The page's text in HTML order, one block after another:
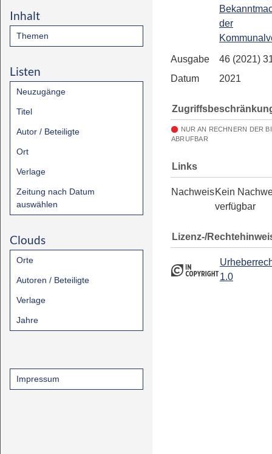
Inhalt
Themen
Listen
Neuzugänge
Titel
Autor / Beteiligte
Ort
Verlage
Zeitung nach Datum
auswählen
Clouds
Orte
Autoren / Beteiligte
Verlage
Jahre
Impressum
der
Ausgabe
46 (2021)
Datum
2021
NUR AN RECHNERN DER
ABRUFBAR
Links
NachweisKein
verfügbar
Lizenz-/
1.0